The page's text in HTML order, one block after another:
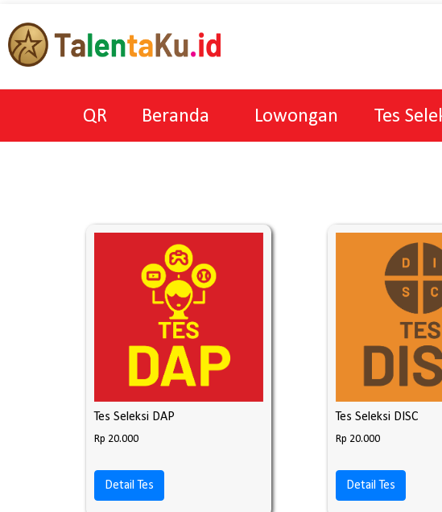
QR Beranda Lowongan Tes
Tes Seleksi DAP
Rp 20.000
Detail Tes
Tes Seleksi DISC
Rp 20.000
Detail Tes